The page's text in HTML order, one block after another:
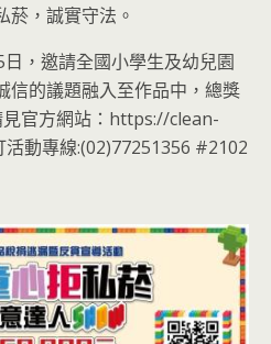
菸，誠實守法。
，邀請全國小學生及幼兒園
信的議題融入至作品中，總獎
官方網站：https://clean-
動專線:(02)77251356 #2102